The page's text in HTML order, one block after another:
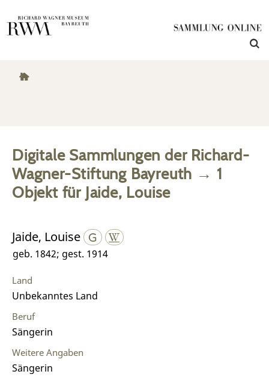
Digitale Sammlungen der Richard-
Wagner-Stiftung Bayreuth → 1
Objektfür Jaide, Louise
Jaide, Louise
geb. 1842; gest. 1914
Land
Unbekanntes Land
Beruf
Sängerin
Weitere Angaben
Sängerin